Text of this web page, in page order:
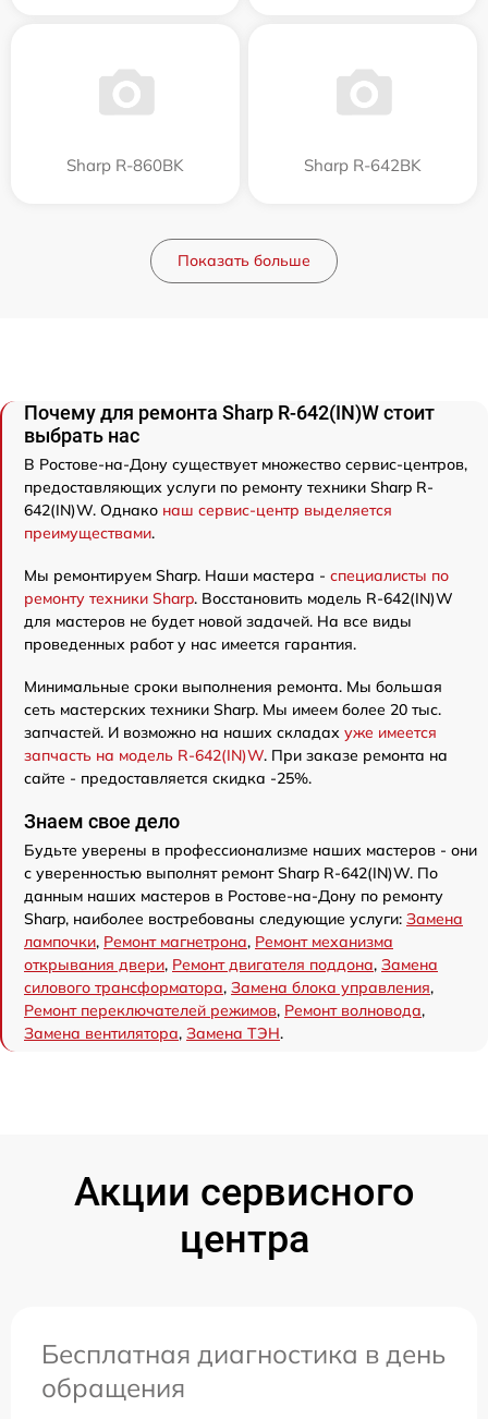
Sharp R-860BK Sharp R-642BK
Показать больше
Почему для ремонта Sharp R-642(IN)W стоит
выбрать нас
В Ростове-на-Дону существует множество сервис-центров,
предоставляющих услуги по ремонту техники Sharp R-
642(IN)W. Однако наш сервис-центр выделяется
преимуществами.
Мы ремонтируем Sharp. Наши мастера - специалисты по
ремонту техники Sharp. Восстановить модель R-642(IN)W
для мастеров не будет новой задачей. На все виды
проведенных работ у нас имеется гарантия.
Минимальные сроки выполнения ремонта. Мы большая
сеть мастерских техники Sharp. Мы имеем более 20 тыс.
запчастей. И возможно на наших складах уже имеется
запчасть на модель R-642(IN)W. При заказе ремонта на
сайте - предоставляется скидка -25%.
Знаем свое дело
Будьте уверены в профессионализме наших мастеров - они
с уверенностью выполнят ремонт Sharp R-642(IN)W. По
данным наших мастеров в Ростове-на-Дону по ремонту
Sharp, наиболее востребованы следующие услуги: Замена
лампочки, Ремонт магнетрона, Ремонт механизма
открывания двери, Ремонт двигателя поддона, Замена
силового трансформатора, Замена блока управления,
Ремонт переключателей режимов, Ремонт волновода,
Замена вентилятора, Замена ТЭН.
Акции сервисного
центра
Бесплатная диагностика в день
обращения